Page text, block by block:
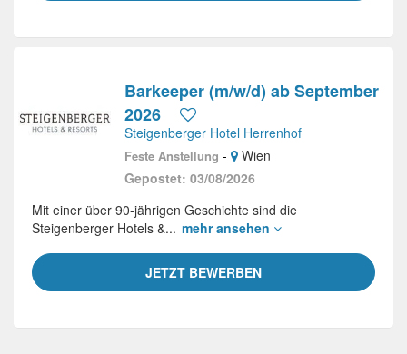
Barkeeper (m/w/d) ab September
2026
Steigenberger Hotel Herrenhof
Feste Anstellung -
Wien
Gepostet: 03/08/2026
JETZT BEWERBEN
Mit einer über 90-jährigen Geschichte sind die
Steigenberger Hotels &... mehr ansehen